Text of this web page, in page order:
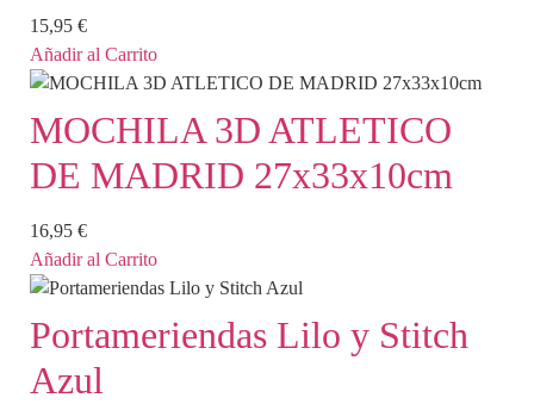
15,95 €
Añadir al Carrito
MOCHILA 3D ATLETICO
DE MADRID 27x33x10cm
16,95 €
Añadir al Carrito
Portameriendas Lilo y Stitch
Azul